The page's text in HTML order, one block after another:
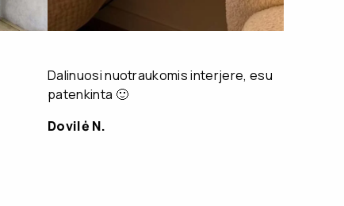
Dalinuosi nuotraukomis interjere, esu
patenkinta 🙂
Dovilė N.